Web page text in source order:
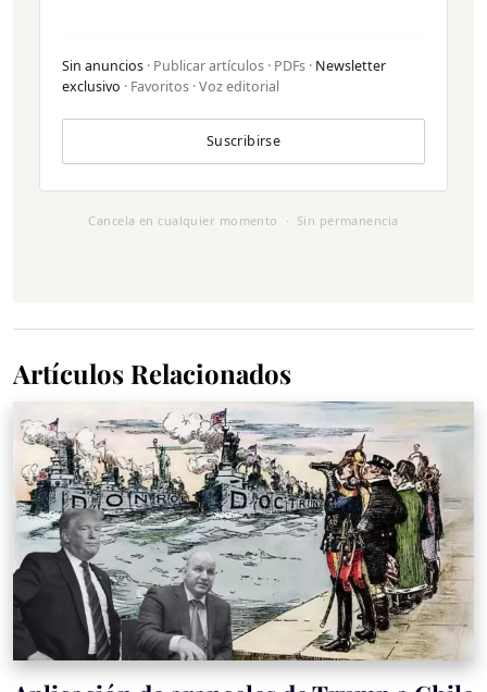
Sin anuncios · Publicar artículos · PDFs · Newsletter
exclusivo · Favoritos · Voz editorial
Suscribirse
Cancela en cualquier momento · Sin permanencia
Artículos Relacionados